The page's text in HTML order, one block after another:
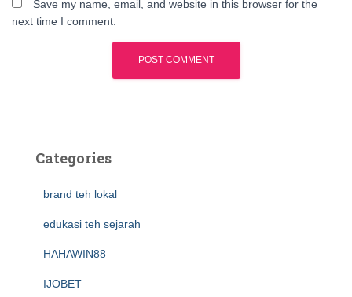
Save my name, email, and website in this browser for the
next time I comment.
Categories
brand teh lokal
edukasi teh sejarah
HAHAWIN88
IJOBET